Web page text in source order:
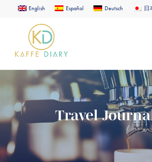
English Español Deutsch 日
Travel